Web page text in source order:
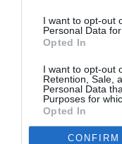
I want to opt-out
Personal Data
Opted In
I want to opt-out
Retention, Sale,
Personal Data
Purposes for
Opted In
CONFIRM